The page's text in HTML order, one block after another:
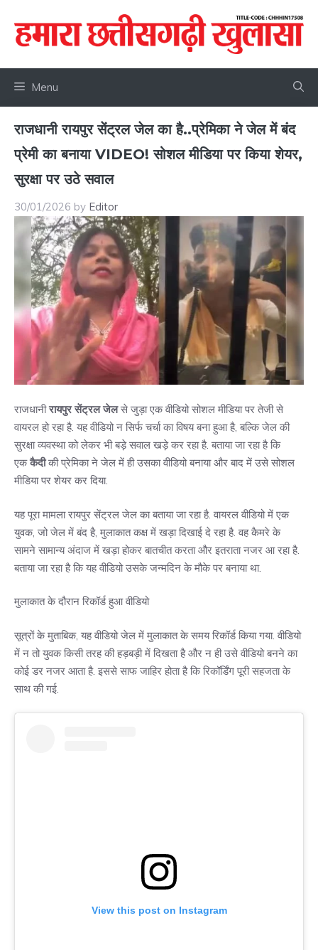
content
Menu
राजधानी रायपुर सेंट्रल जेल का है..प्रेमिका ने जेल में बंद
प्रेमी का बनाया VIDEO! सोशल मीडिया पर किया शेयर,
सुरक्षा पर उठे सवाल
30/01/2026 by Editor
राजधानीरायपुर सेंट्रल जेलसे जुड़ा एक वीडियो सोशल मीडिया पर तेजी से
वायरल हो रहा है. यह वीडियो न सिर्फ चर्चा का विषय बना हुआ है, बल्कि जेल की
सुरक्षा व्यवस्था को लेकर भी बड़े सवाल खड़े कर रहा है. बताया जा रहा है कि
एककैदीकी प्रेमिका ने जेल में ही उसका वीडियो बनाया और बाद में उसे सोशल
मीडिया पर शेयर कर दिया.
यह पूरा मामला रायपुर सेंट्रल जेल का बताया जा रहा है. वायरल वीडियो में एक
युवक, जो जेल में बंद है, मुलाकात कक्ष में खड़ा दिखाई दे रहा है. वह कैमरे के
सामने सामान्य अंदाज में खड़ा होकर बातचीत करता और इतराता नजर आ रहा है.
बताया जा रहा है कि यह वीडियो उसके जन्मदिन के मौके पर बनाया था.
मुलाकात के दौरान रिकॉर्ड हुआ वीडियो
सूत्रों के मुताबिक, यह वीडियो जेल में मुलाकात के समय रिकॉर्ड किया गया. वीडियो
में न तो युवक किसी तरह की हड़बड़ी में दिखता है और न ही उसे वीडियो बनने का
कोई डर नजर आता है. इससे साफ जाहिर होता है कि रिकॉर्डिंग पूरी सहजता के
साथ की गई.
View this post on Instagram